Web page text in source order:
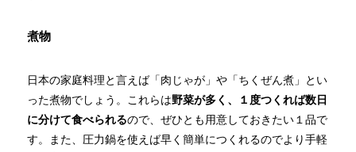
煮物
日本の家庭料理と言えば「肉じゃが」や「ちくぜん煮」とい
った煮物でしょう。これらは野菜が多く、１度つくれば数日
に分けて食べられるので、ぜひとも用意しておきたい１品で
す。また、圧力鍋を使えば早く簡単につくれるのでより手軽